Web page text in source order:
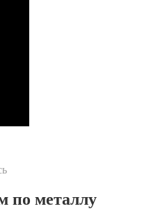
по металлу